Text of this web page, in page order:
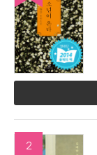
2